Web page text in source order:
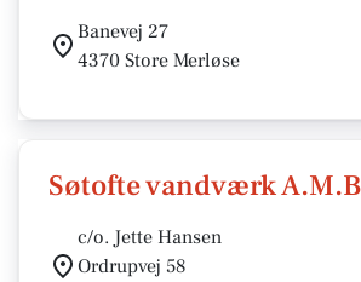
Banevej 27
4370 Store Merløse
Søtofte vandværk
c/o. Jette Hansen
Ordrupvej 58